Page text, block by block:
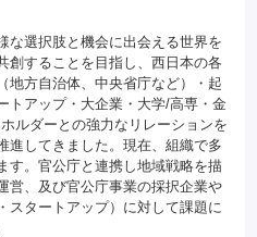
な選択肢と機会に出会える世界を
創することを目指し、西日本の各
地方自治体、中央省庁など）・起
トアップ・大企業・大学/高専・金
ルダーとの強力なリレーションを
進してきました。現在、組織で多
す。官公庁と連携し地域戦略を描
営、及び官公庁事業の採択企業や
スタートアップ）に対して課題に